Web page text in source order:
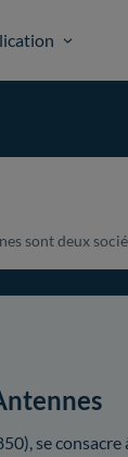
sont deux
se